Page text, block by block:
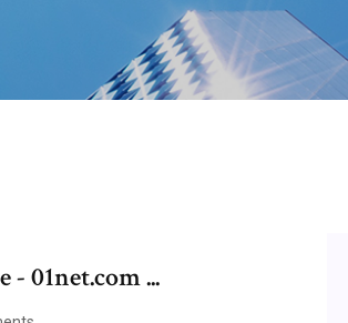
01net.com ...